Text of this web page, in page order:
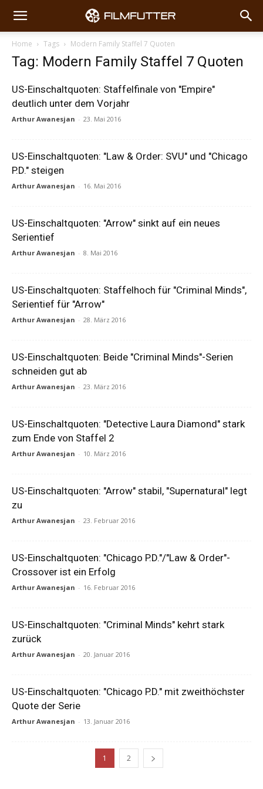
Home Tags Modern Family Staffel 7 Quoten
Tag: Modern Family Staffel 7 Quoten
US-Einschaltquoten: Staffelfinale von "Empire"
deutlich unter dem Vorjahr
Arthur Awanesjan - 23. Mai 2016
US-Einschaltquoten: "Law & Order: SVU" und "Chicago
P.D." steigen
Arthur Awanesjan - 16. Mai 2016
US-Einschaltquoten: "Arrow" sinkt auf ein neues
Serientief
Arthur Awanesjan - 8. Mai 2016
US-Einschaltquoten: Staffelhoch für "Criminal Minds",
Serientief für "Arrow"
Arthur Awanesjan - 28. März 2016
US-Einschaltquoten: Beide "Criminal Minds"-Serien
schneiden gut ab
Arthur Awanesjan - 23. März 2016
US-Einschaltquoten: "Detective Laura Diamond" stark
zum Ende von Staffel 2
Arthur Awanesjan - 10. März 2016
US-Einschaltquoten: "Arrow" stabil, "Supernatural" legt
zu
Arthur Awanesjan - 23. Februar 2016
US-Einschaltquoten: "Chicago P.D."/"Law & Order"-
Crossover ist ein Erfolg
Arthur Awanesjan - 16. Februar 2016
US-Einschaltquoten: "Criminal Minds" kehrt stark
zurück
Arthur Awanesjan - 20. Januar 2016
US-Einschaltquoten: "Chicago P.D." mit zweithöchster
Quote der Serie
Arthur Awanesjan - 13. Januar 2016
1 2